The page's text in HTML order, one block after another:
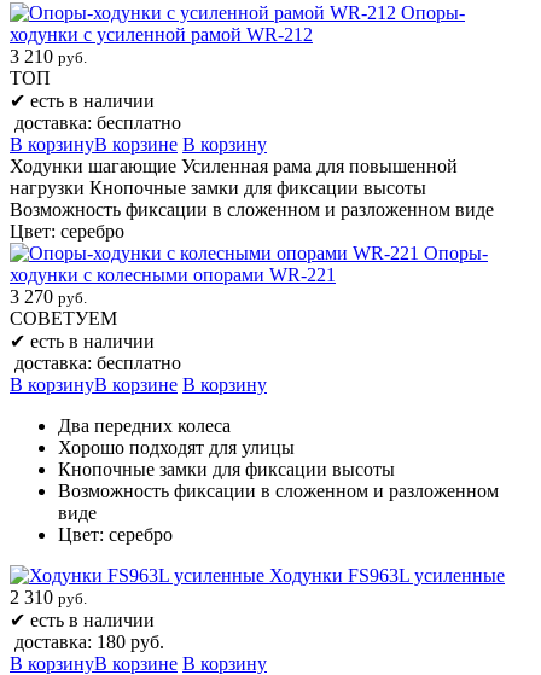
Опоры-
ходунки с усиленной рамой WR-212
3 210 руб.
ТОП
✔ есть в наличии
доставка: бесплатно
В корзинуВ корзине В корзину
Ходунки шагающие Усиленная рама для повышенной
нагрузки Кнопочные замки для фиксации высоты
Возможность фиксации в сложенном и разложенном виде
Цвет: серебро
Опоры-
ходунки с колесными опорами WR-221
3 270 руб.
СОВЕТУЕМ
✔ есть в наличии
доставка: бесплатно
В корзинуВ корзине В корзину
Два передних колеса
Хорошо подходят для улицы
Кнопочные замки для фиксации высоты
Возможность фиксации в сложенном и разложенном
виде
Цвет: серебро
Ходунки FS963L усиленные
2 310 руб.
✔ есть в наличии
доставка: 180 руб.
В корзинуВ корзине В корзину